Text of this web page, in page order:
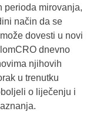
perioda mirovanja,
način da se
dovesti u novi
dnevno
njihovih
u trenutku
o liječenju i